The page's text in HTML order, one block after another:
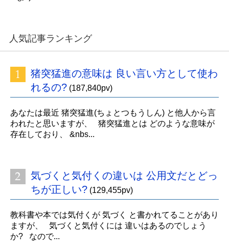
人気記事ランキング
猪突猛進の意味は 良い言い方として使わ
れるの? (187,840pv)
あなたは最近 猪突猛進(ちょとつもうしん) と他人から言
われたと思いますが、 猪突猛進とは どのような意味が
存在しており、 &nbs...
気づくと気付くの違いは 公用文だとどっ
ちが正しい? (129,455pv)
教科書や本では気付くが 気づく と書かれてることがあり
ますが、 気づくと気付くには 違いはあるのでしょう
か? なので...